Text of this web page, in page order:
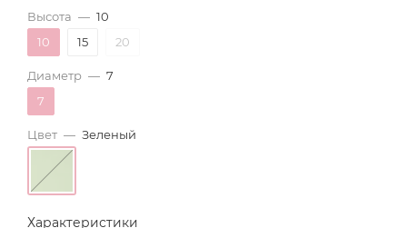
Высота — 10
10
15 20
Диаметр — 7
7
Цвет — Зеленый
Характеристики